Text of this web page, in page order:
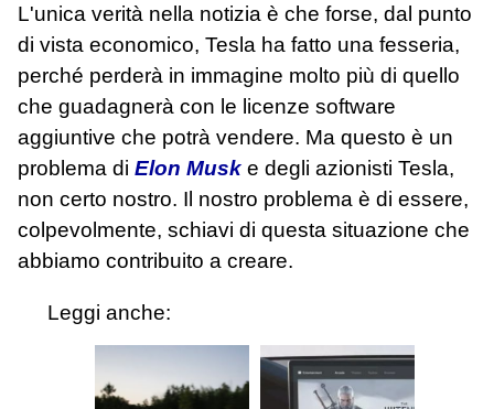
L'unica verità nella notizia è che forse, dal punto
di vista economico, Tesla ha fatto una fesseria,
perché perderà in immagine molto più di quello
che guadagnerà con le licenze software
aggiuntive che potrà vendere. Ma questo è un
problema di Elon Musk e degli azionisti Tesla,
non certo nostro. Il nostro problema è di essere,
colpevolmente, schiavi di questa situazione che
abbiamo contribuito a creare.
Leggi anche: